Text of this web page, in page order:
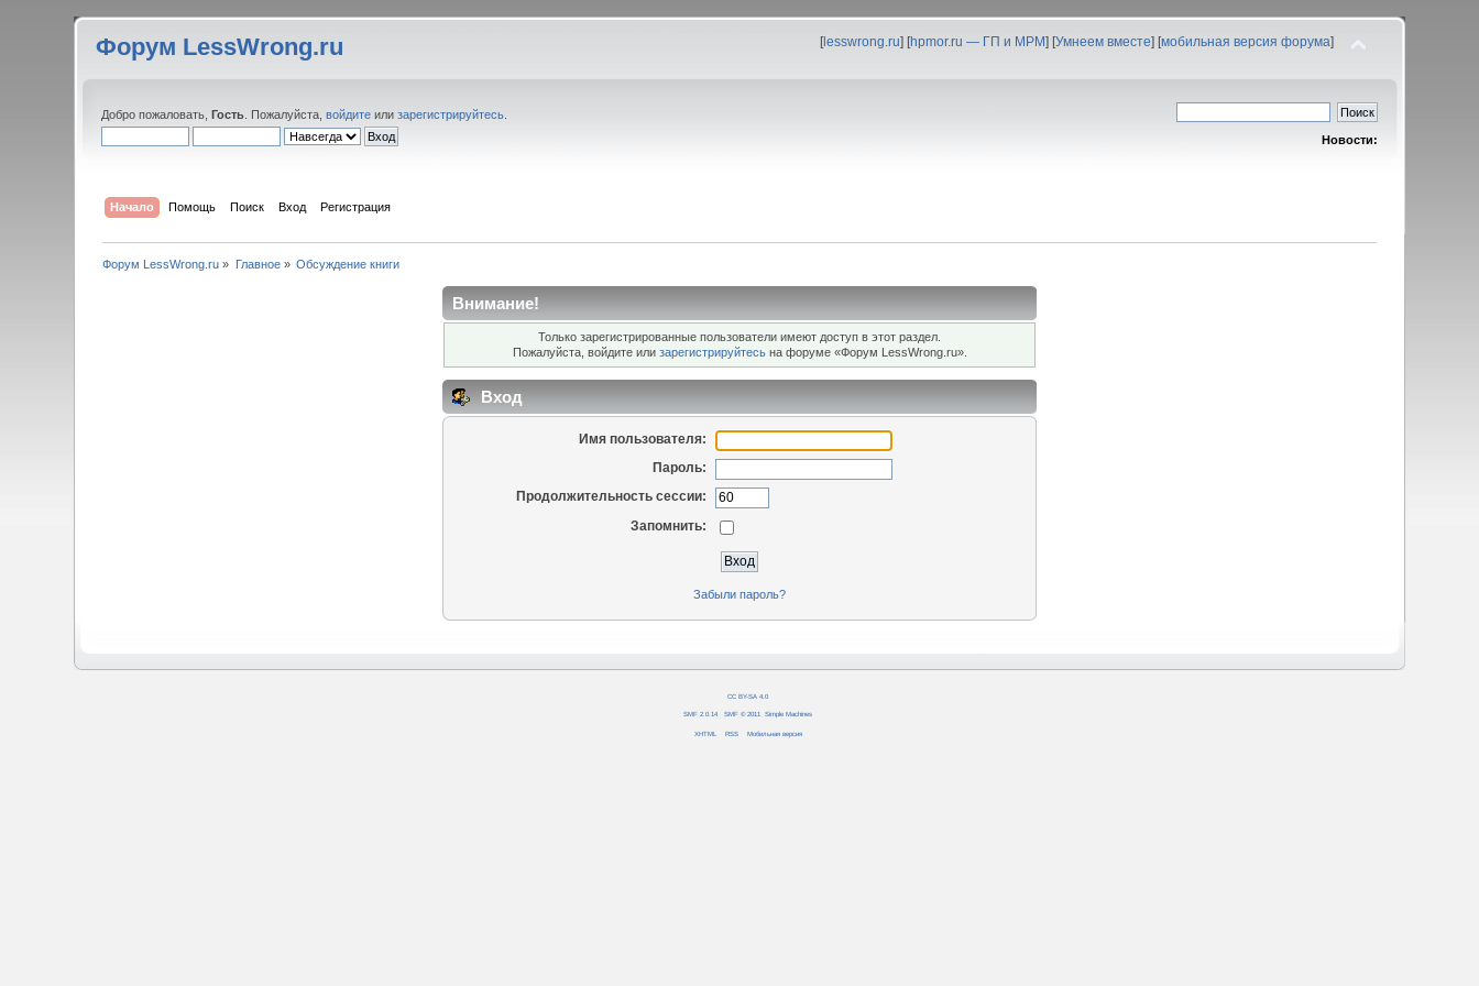
Форум LessWrong.ru [lesswrong.ru] [hpmor.ru — ГП и МРМ] [Умнеем вместе] [мобильная версия форума]
Добро пожаловать,Гость . Пожалуйста,войдите илизарегистрируйтесь
Новости:
Начало Помощь Поиск Вход Регистрация
Форум LessWrong.ru » Главное» Обсуждение книги
Внимание!
Только зарегистрированные пользователи имеют доступ в этот раздел.
Пожалуйста, войдите или зарегистрируйтесьна форуме «Форум LessWrong.ru».
Вход
Имя пользователя:
Пароль:
Продолжительность сессии:
Запомнить:
Забыли пароль?
CC BY-SA 4.0
SMF 2.0.14 SMF © 2011 Simple Machines
XHTML RSS Мобильная версия